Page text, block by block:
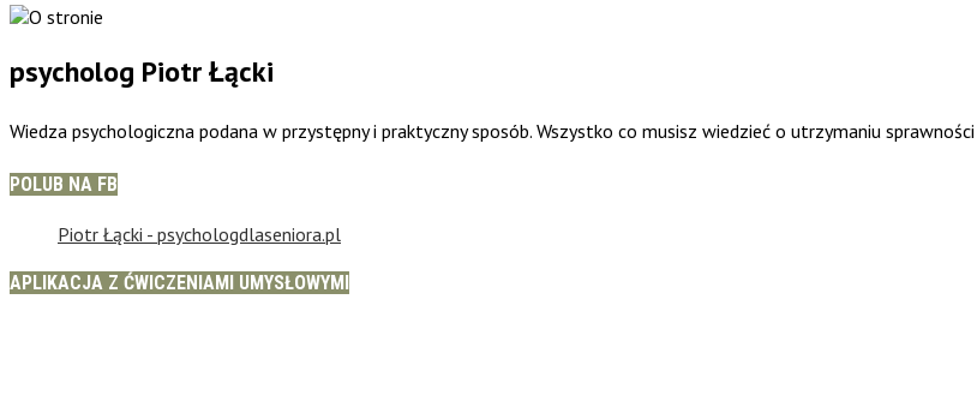
psycholog Piotr Łącki
Wiedza psychologiczna podana w przystępny i praktyczny sposób. Wszystko co musisz wiedzieć o utrzymaniu
POLUB NA FB
Piotr Łącki - psychologdlaseniora.pl
APLIKACJA Z ĆWICZENIAMI UMYSŁOWYMI